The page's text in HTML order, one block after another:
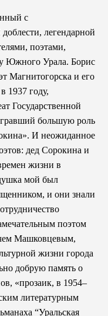
с
легендарной
поэтами,
Южного Урала. Борис
Магнитогорска и его
1937 году,
Государственной
большую роль
И неожиданное
дед Сорокина и
жизни в
мой был
и они знали
поэтом
Машковцевым,
жизни города
добрую память о
«прозаик, в 1954–
литературным
“Уральская